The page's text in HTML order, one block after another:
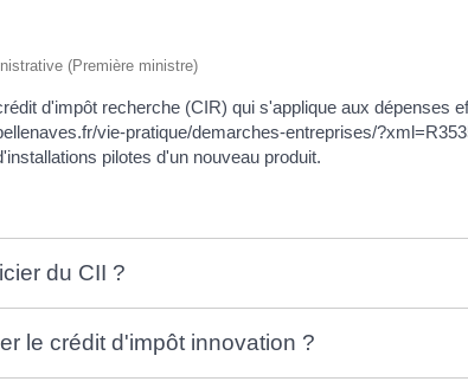
(Première ministre)
d'impôt recherche (CIR) qui s'applique aux dépenses
vie-pratique/demarches-entreprises/
pilotes d'un nouveau produit.
du CII ?
le crédit d'impôt innovation ?